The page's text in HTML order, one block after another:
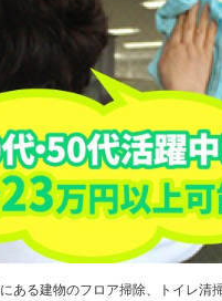
ある建物のフロア掃除、トイレ清